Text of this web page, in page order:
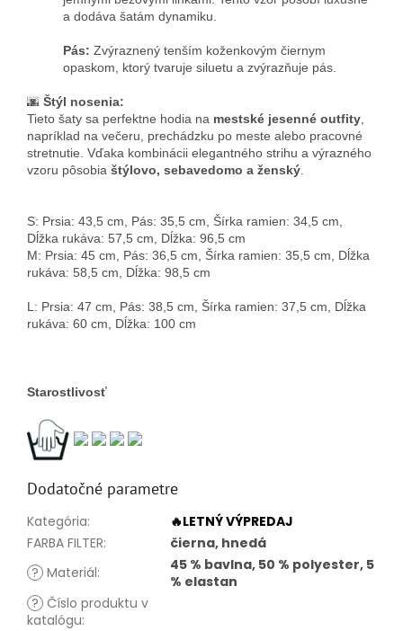
a dodáva šatám dynamiku.
Pás: Zvýraznený tenším koženkovým čiernym
opaskom, ktorý tvaruje siluetu a zvýrazňuje pás.
🌆 Štýl nosenia:
Tieto šaty sa perfektne hodia na mestské jesenné outfity
napríklad na večeru, prechádzku po meste alebo pracovné
stretnutie. Vďaka kombinácii elegantného strihu a výrazného
vzoru pôsobia štýlovo, sebavedomo a ženský
S: Prsia: 43,5 cm, Pás: 35,5 cm, Šírka ramien: 34,5 cm,
Dĺžka rukáva: 57,5 ​​cm, Dĺžka: 96,5 cm
M: Prsia: 45 cm, Pás: 36,5 cm, Šírka ramien: 35,5 cm, Dĺžka
rukáva: 58,5 cm, Dĺžka: 98,5 cm
L: Prsia: 47 cm, Pás: 38,5 cm, Šírka ramien: 37,5 cm, Dĺžka
rukáva: 60 cm, Dĺžka: 100 cm
Starostlivosť
Dodatočné parametre
Kategória:
🔥LETNÝ VÝPREDAJ
FARBA FILTER:
čierna, hnedá
? Materiál:
45 % bavlna, 50 % polyester, 5
% elastan
? Číslo produktu v
katalógu: